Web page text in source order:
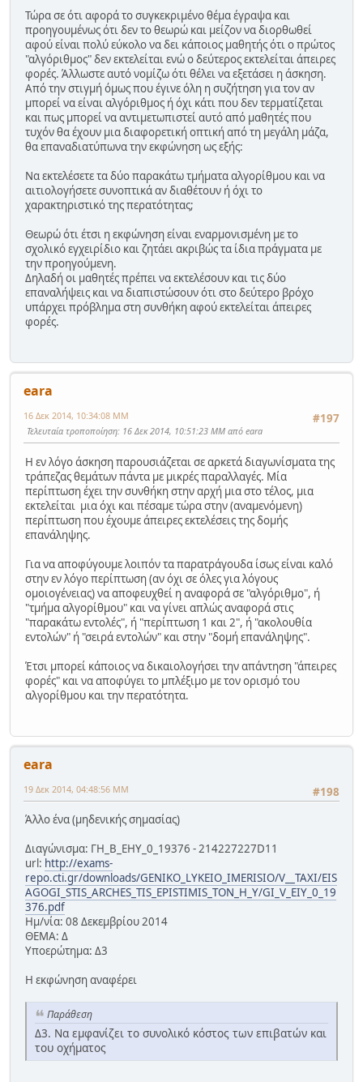
Τώρα σε ότι αφορά το συγκεκριμένο θέμα έγραψα και
προηγουμένως ότι δεν το θεωρώ και μείζον να διορθωθεί
αφού είναι πολύ εύκολο να δει κάποιος μαθητής ότι ο πρώτος
"αλγόριθμος" δεν εκτελείται ενώ ο δεύτερος εκτελείται άπειρες
φορές. Άλλωστε αυτό νομίζω ότι θέλει να εξετάσει η άσκηση.
Από την στιγμή όμως που έγινε όλη η συζήτηση για τον αν
μπορεί να είναι αλγόριθμος ή όχι κάτι που δεν τερματίζεται
και πως μπορεί να αντιμετωπιστεί αυτό από μαθητές που
τυχόν θα έχουν μια διαφορετική οπτική από τη μεγάλη μάζα,
θα επαναδιατύπωνα την εκφώνηση ως εξής:
Να εκτελέσετε τα δύο παρακάτω τμήματα αλγορίθμου και να
αιτιολογήσετε συνοπτικά αν διαθέτουν ή όχι το
χαρακτηριστικό της περατότητας;
Θεωρώ ότι έτσι η εκφώνηση είναι εναρμονισμένη με το
σχολικό εγχειρίδιο και ζητάει ακριβώς τα ίδια πράγματα με
την προηγούμενη.
Δηλαδή οι μαθητές πρέπει να εκτελέσουν και τις δύο
επαναλήψεις και να διαπιστώσουν ότι στο δεύτερο βρόχο
υπάρχει πρόβλημα στη συνθήκη αφού εκτελείται άπειρες
φορές.
eara
#197
16 Δεκ 2014, 10:34:08 ΜΜ
Τελευταία τροποποίηση: 16 Δεκ 2014, 10:51:23 ΜΜ από eara
Η εν λόγο άσκηση παρουσιάζεται σε αρκετά διαγωνίσματα της
τράπεζας θεμάτων πάντα με μικρές παραλλαγές. Μία
περίπτωση έχει την συνθήκη στην αρχή μια στο τέλος, μια
εκτελείται μια όχι και πέσαμε τώρα στην (αναμενόμενη)
περίπτωση που έχουμε άπειρες εκτελέσεις της δομής
επανάληψης.
Για να αποφύγουμε λοιπόν τα παρατράγουδα ίσως είναι καλό
στην εν λόγο περίπτωση (αν όχι σε όλες για λόγους
ομοιογένειας) να αποφευχθεί η αναφορά σε "αλγόριθμο", ή
"τμήμα αλγορίθμου" και να γίνει απλώς αναφορά στις
"παρακάτω εντολές", ή "περίπτωση 1 και 2", ή "ακολουθία
εντολών" ή "σειρά εντολών" και στην "δομή επανάληψης".
Έτσι μπορεί κάποιος να δικαιολογήσει την απάντηση "άπειρες
φορές" και να αποφύγει το μπλέξιμο με τον ορισμό του
αλγορίθμου και την περατότητα.
eara
#198
19 Δεκ 2014, 04:48:56 ΜΜ
Άλλο ένα (μηδενικής σημασίας)
Διαγώνισμα: ΓΗ_Β_ΕΗΥ_0_19376 - 214227227D11
url: http://exams-
repo.cti.gr/downloads/GENIKO_LYKEIO_IMERISIO/V__TAXI/EIS
AGOGI_STIS_ARCHES_TIS_EPISTIMIS_TON_H_Y/GI_V_EIY_0_19
376.pdf
Ημ/νία: 08 Δεκεμβρίου 2014
ΘΕΜΑ: Δ
Υποερώτημα: Δ3
Η εκφώνηση αναφέρει
Παράθεση
Δ3. Να εμφανίζει το συνολικό κόστος των επιβατών και
του οχήματος